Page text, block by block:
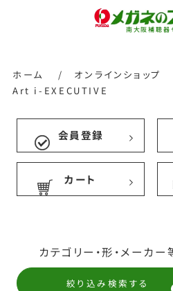
南大阪補聴器
サービス紹介
採用情報
ホーム / オンラインショップ
Art i-EXECUTIVE
会員登録
カート
カテゴリー・形・メーカ
絞り込み検索する